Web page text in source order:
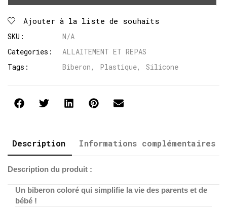
Ajouter à la liste de souhaits
SKU:
N/A
Categories:
ALLAITEMENT ET REPAS
Tags:
Biberon, Plastique, Silicone
Description Informations complémentaires
Description du produit :
Un biberon coloré qui simplifie la vie des parents et de
bébé !